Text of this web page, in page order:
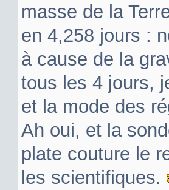
masse de la
en 4,258 jours :
à cause de la
tous les 4 jours,
et la mode des
Ah oui, et la
plate couture le
les scientifiques.